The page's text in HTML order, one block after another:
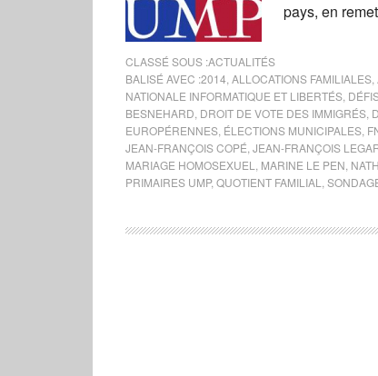
pays, en
CLASSÉ SOUS :ACTUALITÉS
BALISÉ AVEC :2014 ALLOCATIONS FAMILIALES
NATIONALE INFORMATIQUE ET LIBERTÉS
BESNEHARD DROIT DE VOTE DES IMMIGRÉS
EUROPÉRENNES ÉLECTIONS MUNICIPALES
JEAN-FRANÇOIS COPÉ JEAN-FRANÇOIS
MARIAGE HOMOSEXUEL
MARINE LE PEN
PRIMAIRES UMP, QUOTIENT FAMILIAL